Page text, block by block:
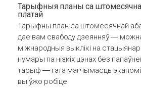
Тарыфныя планы са
платай
Тарыфны план са штомесячнай
дае вам свабоду дзеянняў —
міжнародныя выклікі на
нумары па нізкіх цэнах без
тарыф — гэта магчымасць
вы ўжо робіце